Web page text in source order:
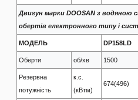
Двигун марки DOOSAN з
обертів електронного типу і
МОДЕЛЬ DP158LD
Оберти об/хв 1500
Резервна
потужність
к.с.
(кВтм)
674(496)